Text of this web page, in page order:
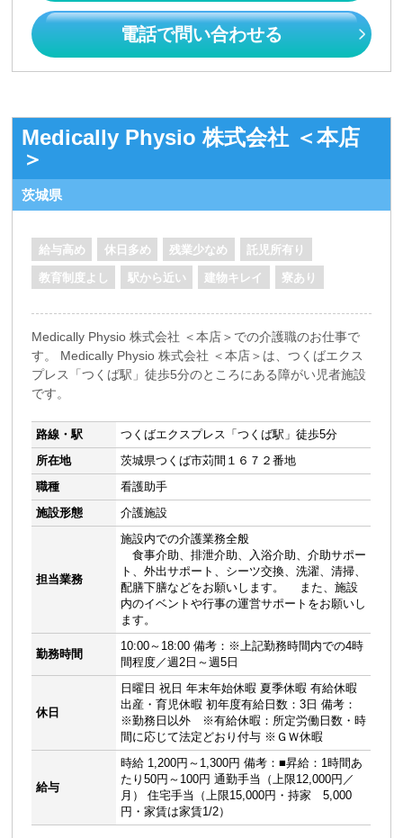
電話で問い合わせる
Medically Physio 株式会社 ＜本店
＞
茨城県
給与高め 休日多め 残業少なめ 託児所有り
教育制度よし 駅から近い 建物キレイ 寮あり
Medically Physio 株式会社 ＜本店＞での介護職のお仕事で
す。 Medically Physio 株式会社 ＜本店＞は、つくばエクス
プレス「つくば駅」徒歩5分のところにある障がい児者施設
です。
路線・駅
つくばエクスプレス「つくば駅」徒歩5分
所在地
茨城県つくば市苅間１６７２番地
職種
看護助手
施設形態
介護施設
担当業務
施設内での介護業務全般
食事介助、排泄介助、入浴介助、介助サポー
ト、外出サポート、シーツ交換、洗濯、清掃、
配膳下膳などをお願いします。 また、施設
内のイベントや行事の運営サポートをお願いし
ます。
勤務時間
10:00～18:00 備考：※上記勤務時間内での4時
間程度／週2日～週5日
休日
日曜日 祝日 年末年始休暇 夏季休暇 有給休暇
出産・育児休暇 初年度有給日数：3日 備考：
※勤務日以外 ※有給休暇：所定労働日数・時
間に応じて法定どおり付与 ※ＧＷ休暇
給与
時給 1,200円～1,300円 備考：■昇給：1時間あ
たり50円～100円 通勤手当（上限12,000円／
月） 住宅手当（上限15,000円・持家 5,000
円・家賃は家賃1/2）